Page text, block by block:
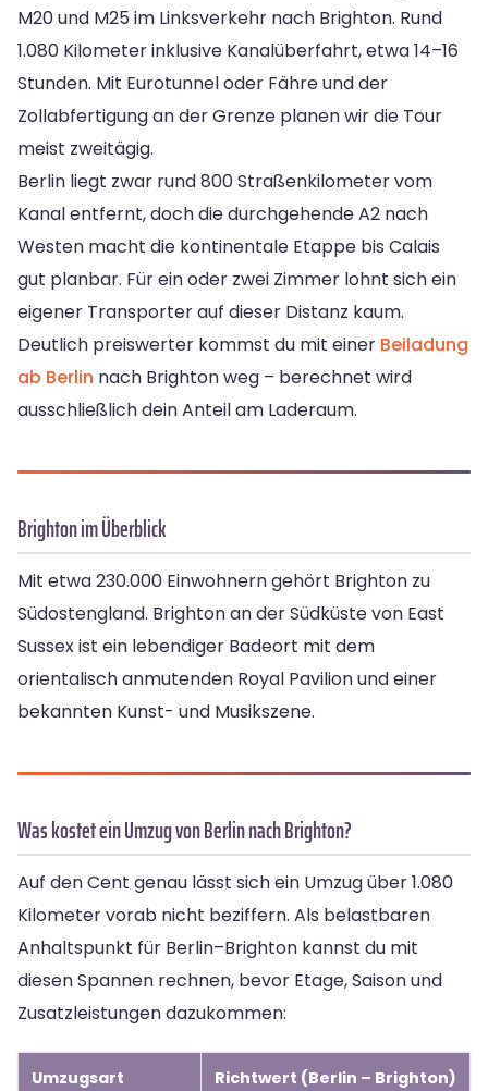
M20 und M25 im Linksverkehr nach Brighton. Rund
1.080 Kilometer inklusive Kanalüberfahrt, etwa 14–16
Stunden. Mit Eurotunnel oder Fähre und der
Zollabfertigung an der Grenze planen wir die Tour
meist zweitägig.
Berlin liegt zwar rund 800 Straßenkilometer vom
Kanal entfernt, doch die durchgehende A2 nach
Westen macht die kontinentale Etappe bis Calais
gut planbar. Für ein oder zwei Zimmer lohnt sich ein
eigener Transporter auf dieser Distanz kaum.
Deutlich preiswerter kommst du mit einer Beiladung
ab Berlin nach Brighton weg – berechnet wird
ausschließlich dein Anteil am Laderaum.
Brighton im Überblick
Mit etwa 230.000 Einwohnern gehört Brighton zu
Südostengland. Brighton an der Südküste von East
Sussex ist ein lebendiger Badeort mit dem
orientalisch anmutenden Royal Pavilion und einer
bekannten Kunst- und Musikszene.
Was kostet ein Umzug von Berlin nach Brighton?
Auf den Cent genau lässt sich ein Umzug über 1.080
Kilometer vorab nicht beziffern. Als belastbaren
Anhaltspunkt für Berlin–Brighton kannst du mit
diesen Spannen rechnen, bevor Etage, Saison und
Zusatzleistungen dazukommen:
Umzugsart Richtwert (Berlin – Brighton)